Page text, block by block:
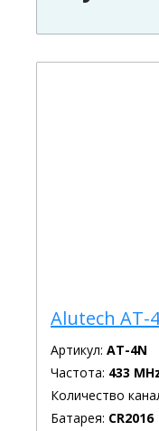
Alutech AT-
Артикул: AT-4N
Частота: 433
Количество
Батарея: CR2016